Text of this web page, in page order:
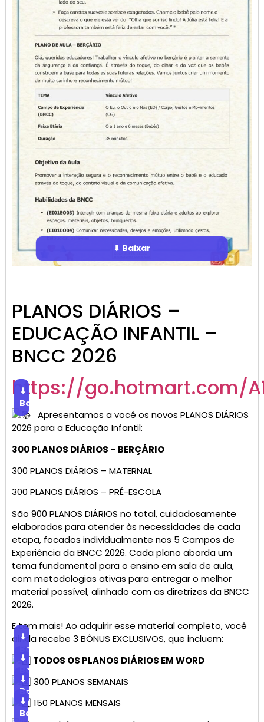
⬇ Baixar
PLANOS DIÁRIOS –
EDUCAÇÃO INFANTIL –
BNCC 2026
https://go.hotmart.com/
⬇
Baixar
Apresentamos a você os novos PLANOS DIÁRIOS
2026 para a Educação Infantil:
300 PLANOS DIÁRIOS – BERÇÁRIO
300 PLANOS DIÁRIOS – MATERNAL
300 PLANOS DIÁRIOS – PRÉ-ESCOLA
São 900 PLANOS DIÁRIOS no total, cuidadosamente
elaborados para atender às necessidades de cada
etapa, focados individualmente nos 5 Campos de
Experiência da BNCC 2026. Cada plano aborda um
tema fundamental para o ensino em sala de aula,
com metodologias ativas para entregar o melhor
material possível, alinhado com as diretrizes da BNCC
2026.
E tem mais! Ao adquirir esse material completo, você
ainda recebe 3 BÔNUS EXCLUSIVOS, que incluem:
⬇
Baixar
TODOS OS PLANOS DIÁRIOS EM WORD
⬇
Baixar
300 PLANOS SEMANAIS
⬇
Baixar
150 PLANOS MENSAIS
⬇
Baixar